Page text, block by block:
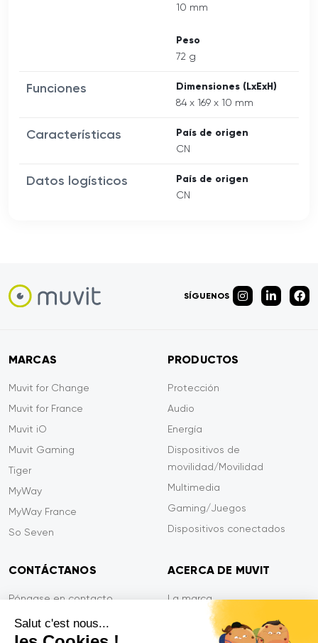
Salut c'est nous...
10 mm
Peso
72 g
Funciones Dimensiones (LxExH)
84 x 169 x 10 mm
Características País de origen
CN
Datos logísticos País de origen
CN
SÍGUENOS
MARCAS
Muvit for Change
Muvit for France
Muvit iO
Muvit Gaming
Tiger
MyWay
MyWay France
So Seven
PRODUCTOS
Protección
Audio
Energía
Dispositivos de
movilidad/Movilidad
Multimedia
Gaming/Juegos
Dispositivos conectados
CONTÁCTANOS
Póngase en contacto
Pago seguro
Eficiencia en el servicio
ACERCA DE MUVIT
La marca
Sala de prensa
Privacidad